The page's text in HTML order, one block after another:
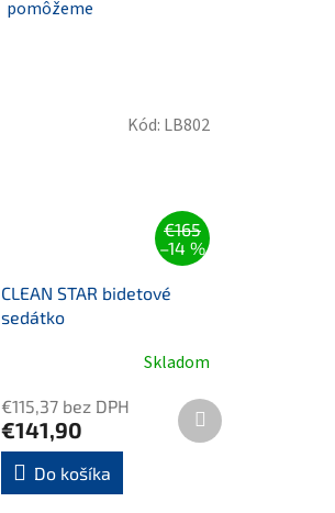
pomôžeme
€165
–14 %
CLEAN STAR bidetové
sedátko
Skladom
€115,37 bez DPH
€141,90
Do košíka
Kód: LB802
Ďalší
produkt